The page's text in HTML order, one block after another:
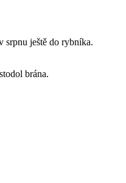
srpnu ještě do rybníka.
brána.